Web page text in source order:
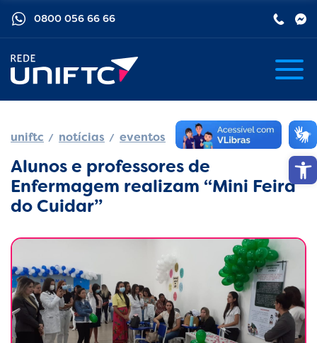
Barra
0800 056 66 66
uniftc notícias eventos
Alunos e professores de
Enfermagem realizam “Mini Feira
do Cuidar”